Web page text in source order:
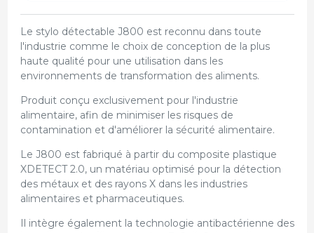
Le stylo détectable J800 est reconnu dans toute
l'industrie comme le choix de conception de la plus
haute qualité pour une utilisation dans les
environnements de transformation des aliments.
Produit conçu exclusivement pour l'industrie
alimentaire, afin de minimiser les risques de
contamination et d'améliorer la sécurité alimentaire.
Le J800 est fabriqué à partir du composite plastique
XDETECT 2.0, un matériau optimisé pour la détection
des métaux et des rayons X dans les industries
alimentaires et pharmaceutiques.
Il intègre également la technologie antibactérienne des